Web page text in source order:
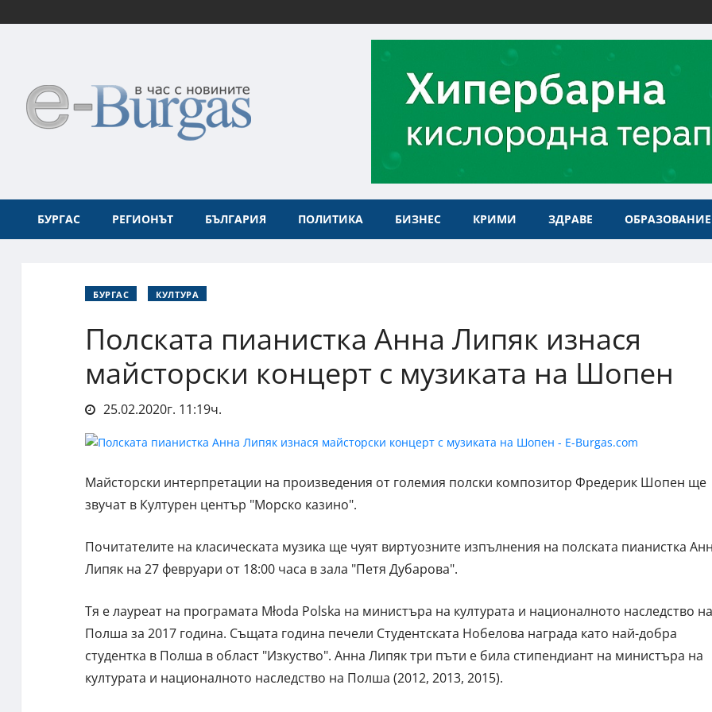
БУРГАС РЕГИОНЪТ БЪЛГАРИЯ ПОЛИТИКА БИЗНЕС КРИМИ ЗДРАВЕ ОБРАЗОВАНИЕ
БУРГАС КУЛТУРА
Полската пианистка Анна Липяк изнася
майсторски концерт с музиката на Шопен
25.02.2020г. 11:19ч.
Майсторски интерпретации на произведения от големия полски композитор Фредерик Шопен ще
звучат в Културен център "Морско казино".
Почитателите на класическата музика ще чуят виртуозните изпълнения на полската пианистка
Липяк на 27 февруари от 18:00 часа в зала "Петя Дубарова".
Тя е лауреат на програмата Młoda Polska на министъра на културата и националното наследство на
Полша за 2017 година. Същата година печели Студентската Нобелова награда като най-добра
студентка в Полша в област "Изкуство". Анна Липяк три пъти е била стипендиант на министъра на
културата и националното наследство на Полша (2012, 2013, 2015).